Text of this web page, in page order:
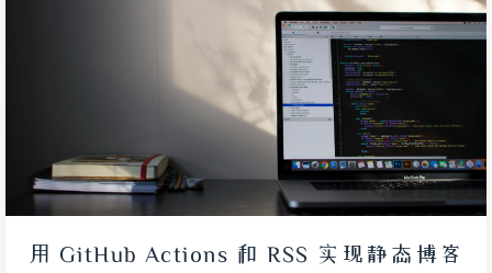
用 GitHub Actions 和 RSS 实现静态博客